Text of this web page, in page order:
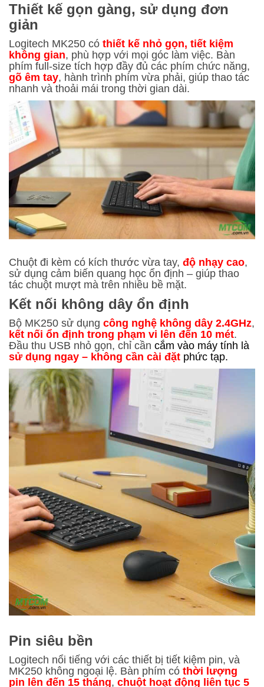
Thiết kế gọn gàng, sử dụng đơn
giản
Logitech MK250 có thiết kế nhỏ gọn, tiết kiệm
không gian, phù hợp với mọi góc làm việc. Bàn
phím full-size tích hợp đầy đủ các phím chức năng,
gõ êm tay, hành trình phím vừa phải, giúp thao tác
nhanh và thoải mái trong thời gian dài.
Chuột đi kèm có kích thước vừa tay, độ nhạy cao,
sử dụng cảm biến quang học ổn định – giúp thao
tác chuột mượt mà trên nhiều bề mặt.
Kết nối không dây ổn định
Bộ MK250 sử dụng công nghệ không dây 2.4GHz,
kết nối ổn định trong phạm vi lên đến 10 mét.
Đầu thu USB nhỏ gọn, chỉ cần cắm vào máy tính là
sử dụng ngay – không cần cài đặt phức tạp.
Pin siêu bền
Logitech nổi tiếng với các thiết bị tiết kiệm pin, và
MK250 không ngoại lệ. Bàn phím có thời lượng
pin lên đến 15 tháng, chuột hoạt động liên tục 5